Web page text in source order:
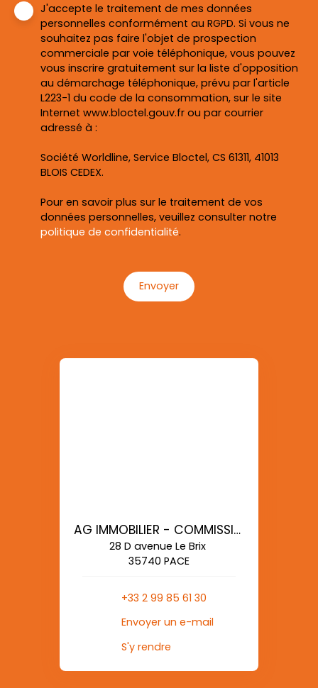
J'accepte le traitement de mes données
personnelles conformément au RGPD. Si vous ne
souhaitez pas faire l'objet de prospection
commerciale par voie téléphonique, vous pouvez
vous inscrire gratuitement sur la liste d'opposition
au démarchage téléphonique, prévu par l'article
L223-1 du code de la consommation, sur le site
Internet www.bloctel.gouv.fr ou par courrier
adressé à :
Société Worldline, Service Bloctel, CS 61311, 41013
BLOIS CEDEX.
Pour en savoir plus sur le traitement de vos
données personnelles, veuillez consulter notre
politique de confidentialité.
Envoyer
AG IMMOBILIER - COMMISSIONS REDUITES
28 D avenue Le Brix
35740 PACE
+33 2 99 85 61 30
Envoyer un e-mail
S'y rendre